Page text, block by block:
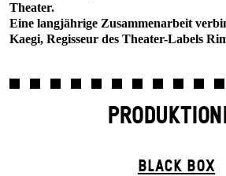
Theater.
Eine langjährige Zusammenarbeit
Kaegi, Regisseur des Theater-Labels
BLACK BOX